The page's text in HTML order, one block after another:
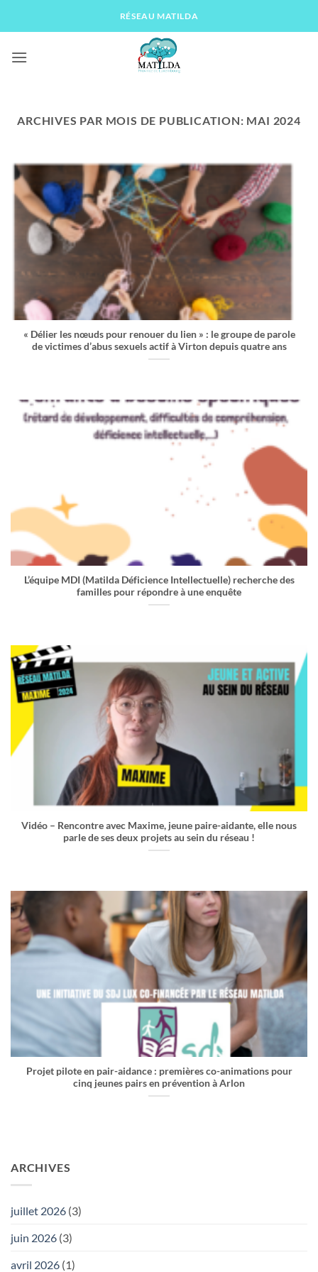
RÉSEAU MATILDA
ARCHIVES PAR MOIS DE PUBLICATION: MAI 2024
« Délier les nœuds pour renouer du lien » : le groupe de parole
de victimes d’abus sexuels actif à Virton depuis quatre ans
L’équipe MDI (Matilda Déficience Intellectuelle) recherche des
familles pour répondre à une enquête
Vidéo – Rencontre avec Maxime, jeune paire-aidante, elle nous
parle de ses deux projets au sein du réseau !
Projet pilote en pair-aidance : premières co-animations pour
cinq jeunes pairs en prévention à Arlon
ARCHIVES
juillet 2026 (3)
juin 2026 (3)
avril 2026 (1)